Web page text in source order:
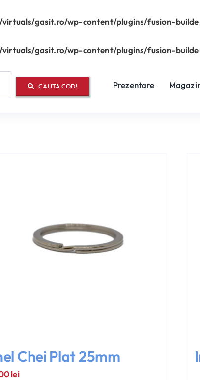
gasit.ro/wp-content/plugins/fusion-
gasit.ro/wp-content/plugins/fusion-
CAUTA COD! Prezentare
Chei Plat 25mm
lei